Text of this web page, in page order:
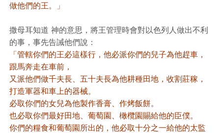
做他們的王。」
撒母耳知道 神的意思，將王管理時會對以色列人做出不利
的事，事先告誡他們說：
「管轄你們的王必這樣行，他必派你們的兒子為他趕車，
跟馬奔走在車前，
又派他們做千夫長、五十夫長為他耕種田地，收割莊稼，
打造軍器和車上的器械。
必取你們的女兒為他製作香膏、作烤飯餅。
也必取你們最好田地、葡萄園、橄欖園賜給他的臣僕。
你們的糧食和葡萄園所出的，他必取十分之一給他的太監